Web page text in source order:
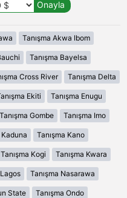
Tanışma Akwa Ibom
Tanışma Bayelsa
Cross River Tanışma Delta
Ekiti Tanışma Enugu
Tanışma Gombe Tanışma Imo
Kaduna Tanışma Kano
Tanışma Kogi Tanışma Kwara
Tanışma Nasarawa
State Tanışma Ondo